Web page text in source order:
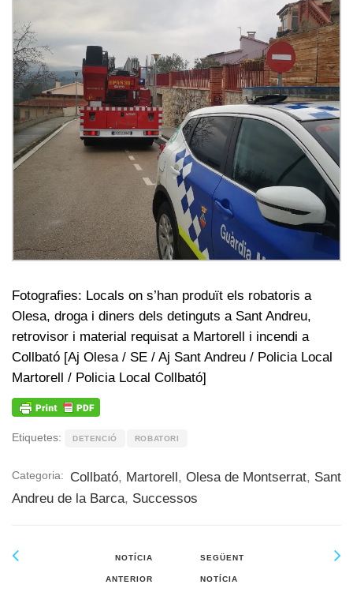
Fotografies: Locals on s’han produït els robatoris a
Olesa, droga i diners dels detinguts a Sant Andreu,
retrovisor i material requisat a Martorell i incendi a
Collbató [Aj Olesa / SE / Aj Sant Andreu / Policia Local
Martorell / Policia Local Collbató]
Etiquetes: DETENCIÓ ROBATORI
Categoria: Collbató, Martorell, Olesa de Montserrat, Sant
Andreu de la Barca, Successos
NOTÍCIA
ANTERIOR
SEGÜENT
NOTÍCIA